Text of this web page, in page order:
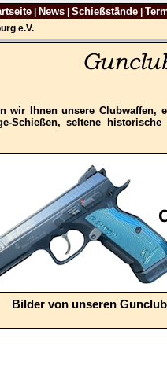
| News| Schießstände|
e.V.
wir Ihnen unsere Clubwaffen,
Schießen, seltene
Bilder von unseren